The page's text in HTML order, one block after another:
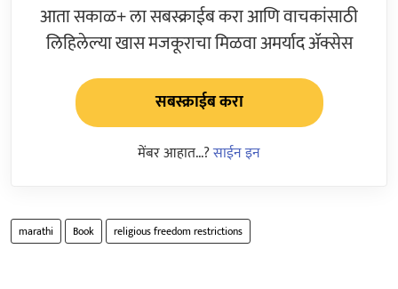
आता सकाळ+ ला सबस्क्राईब करा आणि वाचकांसाठी
लिहिलेल्या खास मजकूराचा मिळवा अमर्याद ॲक्सेस
सबस्क्राईब करा
मेंबर आहात...?साईन इन
marathi Book religious freedom restrictions